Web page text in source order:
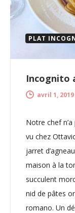
PLAT
Incognito
avril 1, 2019
Notre chef
vu chez
jarret
maison à la
succulent
nid de pâtes
romano. Un